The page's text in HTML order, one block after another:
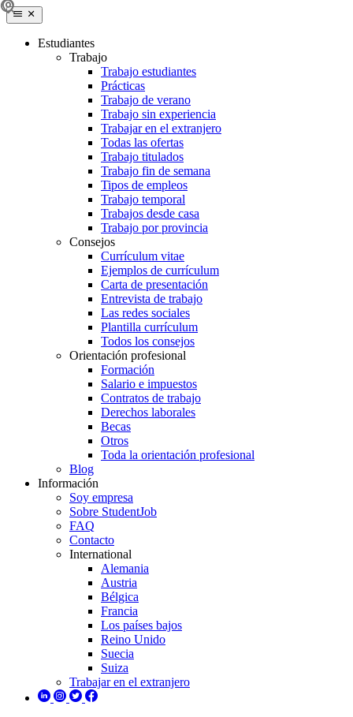
Estudiantes
Trabajo
Trabajo estudiantes
Prácticas
Trabajo de verano
Trabajo sin experiencia
Trabajar en el extranjero
Todas las ofertas
Trabajo titulados
Trabajo fin de semana
Tipos de empleos
Trabajo temporal
Trabajos desde casa
Trabajo por provincia
Consejos
Currículum vitae
Ejemplos de currículum
Carta de presentación
Entrevista de trabajo
Las redes sociales
Plantilla currículum
Todos los consejos
Orientación profesional
Formación
Salario e impuestos
Contratos de trabajo
Derechos laborales
Becas
Otros
Toda la orientación profesional
Blog
Información
Soy empresa
Sobre StudentJob
FAQ
Contacto
International
Alemania
Austria
Bélgica
Francia
Los países bajos
Reino Unido
Suecia
Suiza
Trabajar en el extranjero